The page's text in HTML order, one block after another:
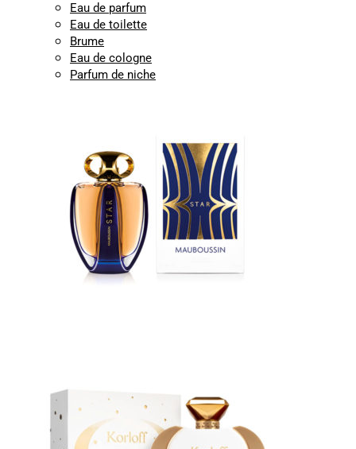
Eau de parfum
Eau de toilette
Brume
Eau de cologne
Parfum de niche